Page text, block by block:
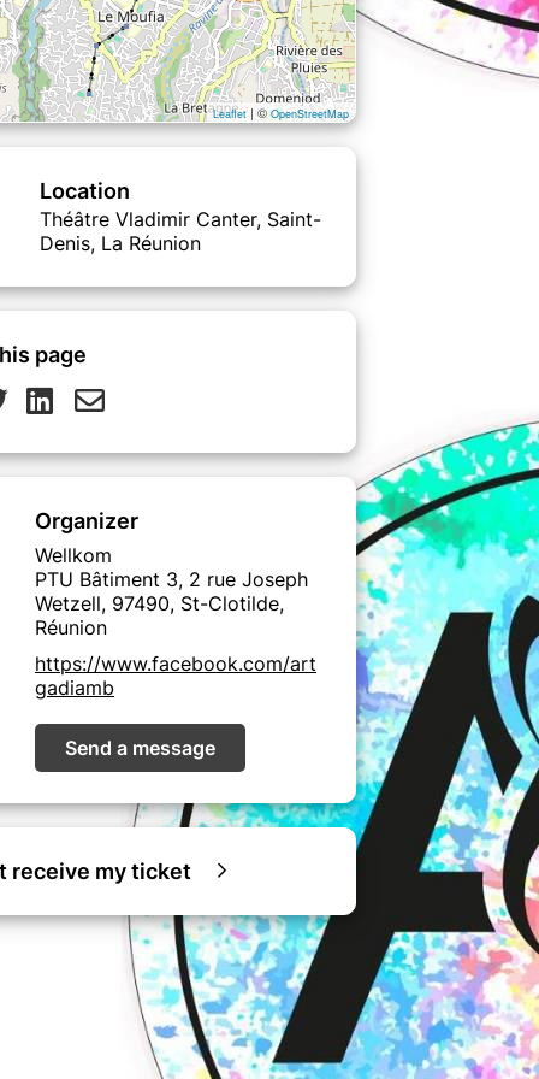
Leaflet| © OpenStreetMap
Location
Théâtre Vladimir Canter, Saint-
Denis, La Réunion
page
Organizer
Wellkom
PTU Bâtiment 3, 2 rue Joseph
Wetzell, 97490, St-Clotilde,
Réunion
https://www.facebook.com/art
gadiamb
Send a message
receive my ticket